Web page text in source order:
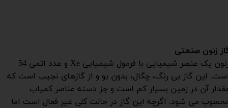
زنون صنعتی
زنون یک عنصر شیمیایی با فرمول شیمیایی Xe و عدد اتمی 54
این گاز بی رنگ، چگال، بدون بو و از گازهای نجیب است که
آن در زمین بسیار کم است و جز دسته عناصر کمیاب
می شود. اگرچه این گاز در حالت کلی غیر فعال است اما